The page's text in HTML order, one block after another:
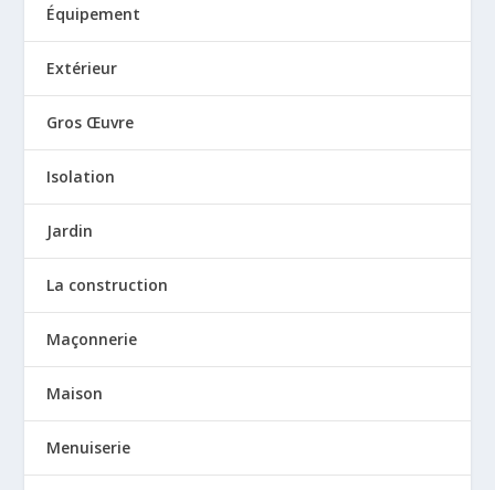
Équipement
Extérieur
Gros Œuvre
Isolation
Jardin
La construction
Maçonnerie
Maison
Menuiserie